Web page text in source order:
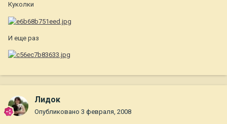
Куколки
И еще раз
Лидок
Опубликовано 3 февраля, 2008